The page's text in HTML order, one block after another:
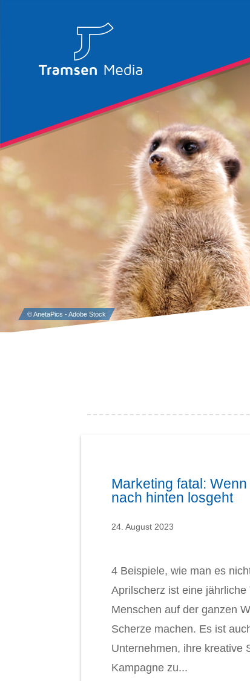
Marketing fatal:
nach hinten losgeht
24. August 2023
4 Beispiele, wie man es
Aprilscherz ist eine
Menschen auf der ganzen
Scherze machen. Es ist
Unternehmen, ihre kreative
Kampagne zu...